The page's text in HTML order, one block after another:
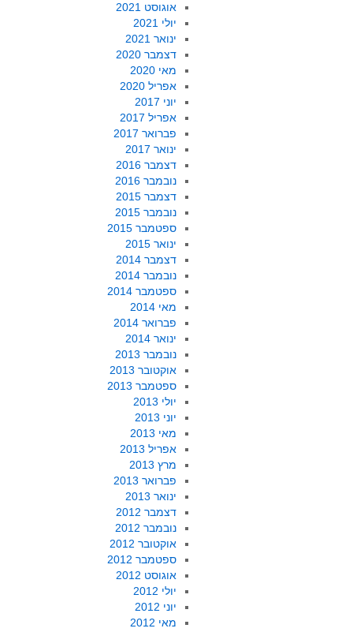
אוגוסט 2021
יולי 2021
ינואר 2021
דצמבר 2020
מאי 2020
אפריל 2020
יוני 2017
אפריל 2017
פברואר 2017
ינואר 2017
דצמבר 2016
נובמבר 2016
דצמבר 2015
נובמבר 2015
ספטמבר 2015
ינואר 2015
דצמבר 2014
נובמבר 2014
ספטמבר 2014
מאי 2014
פברואר 2014
ינואר 2014
נובמבר 2013
אוקטובר 2013
ספטמבר 2013
יולי 2013
יוני 2013
מאי 2013
אפריל 2013
מרץ 2013
פברואר 2013
ינואר 2013
דצמבר 2012
נובמבר 2012
אוקטובר 2012
ספטמבר 2012
אוגוסט 2012
יולי 2012
יוני 2012
מאי 2012